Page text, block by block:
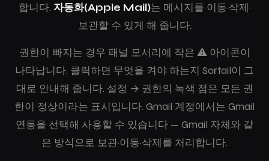
합니다. 자동화(Apple Mail)는 메시지를 이동·삭제·
보관할 수 있게 해 줍니다.
권한이 빠지는 경우 패널 모서리에 작은 ⚠ 아이콘이
나타납니다. 클릭하면 무엇을 켜야 하는지 Sortail이 그
대로 안내해 줍니다. 설정 → 권한의 녹색 점은 모든 권
한이 정상이라는 표시입니다. Gmail 계정에서는 Gmail
연동을 선택해 사용할 수 있습니다 — Gmail 자체와 같
은 방식으로 보관·이동·삭제를 처리합니다.